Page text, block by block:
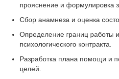
прояснение и формулировка
Сбор анамнеза и оценка
Определение границ работы
психологического контракта.
Разработка плана помощи и
целей.